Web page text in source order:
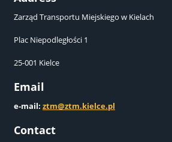
Zarząd Transportu Miejskiego w Kielach
Plac Niepodległości 1
25-001 Kielce
Email
e-mail: ztm@ztm.kielce.pl
Contact